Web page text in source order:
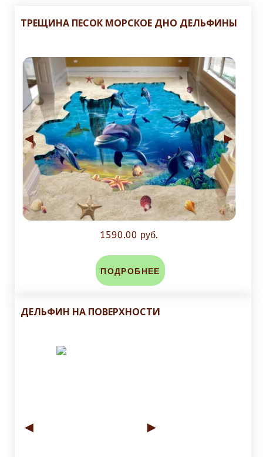
ТРЕЩИНА ПЕСОК МОРСКОЕ ДНО ДЕЛЬФИНЫ
◄ ►
1590.00 руб.
ПОДРОБНЕЕ
ДЕЛЬФИН НА ПОВЕРХНОСТИ
◄ ►